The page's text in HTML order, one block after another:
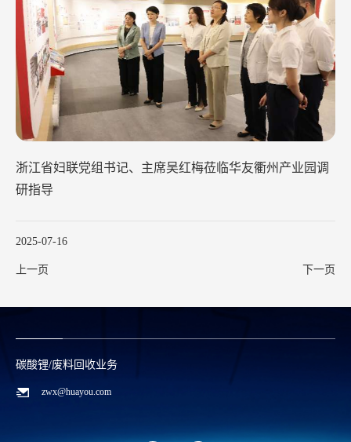
浙江省妇联党组书记、主席吴红梅莅临华友衢州产业园调
研指导
2025-07-16
上一页 下一页
碳酸锂/废料回收业务
zwx@huayou.com